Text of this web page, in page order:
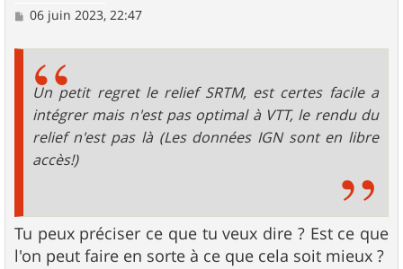
M
06 juin 2023, 22:47
Un petit regret le relief SRTM, est certes facile a
intégrer mais n'est pas optimal à VTT, le rendu du
relief n'est pas là (Les données IGN sont en libre
accès!)
Tu peux préciser ce que tu veux dire ? Est ce que
l'on peut faire en sorte à ce que cela soit mieux ?